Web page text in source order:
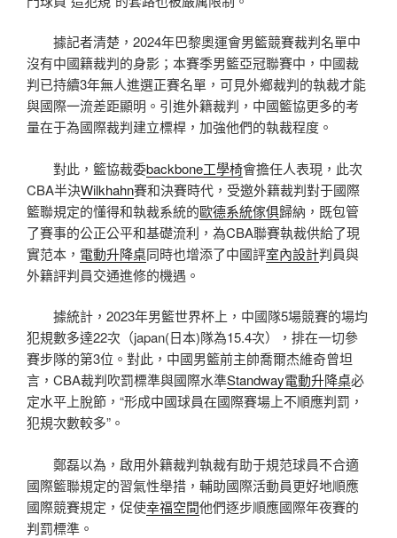
據記者清楚，2024年巴黎奧運會男籃競賽裁判名單中
沒有中國籍裁判的身影；本賽季男籃亞冠聯賽中，中國裁
判已持續3年無人進選正賽名單，可見外鄉裁判的執裁才能
與國際一流差距顯明。引進外籍裁判，中國籃協更多的考
量在于為國際裁判建立標桿，加強他們的執裁程度。
對此，籃協裁委backbone工學椅會擔任人表現，此次
CBA半決Wilkhahn賽和決賽時代，受邀外籍裁判對于國際
籃聯規定的懂得和執裁系統的歐德系統傢俱歸納，既包管
了賽事的公正公平和基礎流利，為CBA聯賽執裁供給了現
實范本， 電動升降桌同時也增添了中國評室內設計判員與
外籍評判員交通進修的機遇。
據統計，2023年男籃世界杯上，中國隊5場競賽的場均
犯規數多達22次（japan(日本)隊為15.4次），排在一切參
賽步隊的第3位。對此，中國男籃前主帥喬爾杰維奇曾坦
言，CBA裁判吹罰標準與國際水準Standway電動升降桌必
定水平上脫節，“形成中國球員在國際賽場上不順應判罰，
犯規次數較多”。
鄭磊以為，啟用外籍裁判執裁有助于規范球員不合適
國際籃聯規定的習氣性舉措，輔助國際活動員更好地順應
國際競賽規定，促使幸福空間他們逐步順應國際年夜賽的
判罰標準。